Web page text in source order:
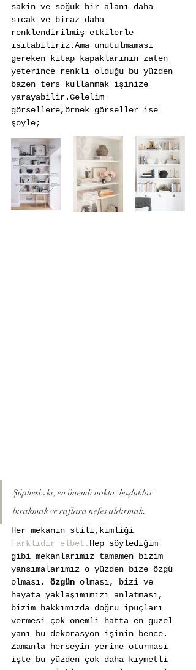
sakin ve soğuk bir alanı daha
sıcak ve biraz daha
renklendirilmiş etkilerle
ısıtabiliriz.Ama unutulmaması
gereken kitap kapaklarının zaten
yeterince renkli olduğu bu yüzden
bazen ters kullanmak işinize
yarayabilir.Gelelim
görsellere,örnek görseller ise
şöyle;
Şüphesiz ki, en önemli nokta; boşluklar
bırakmak ve raflara nefes aldırmak.
Her mekanın stili,kimliği
farklıdır elbet. Hep söylediğim
gibi mekanlarımız tamamen bizim
yansımalarımız o yüzden bize özgü
olması, özgün olması, bizi ve
hayata yaklaşımımızı anlatması,
bizim hakkımızda doğru ipuçları
vermesi çok önemli hatta en güzel
yanı bu dekorasyon işinin bence.
Zamanla herseyin yerine oturması
işte bu yüzden çok daha kıymetli